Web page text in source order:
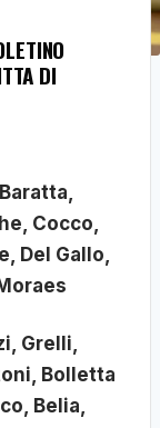
DI
Cocco,
Del Gallo,
Grelli,
Bolletta
Belia,